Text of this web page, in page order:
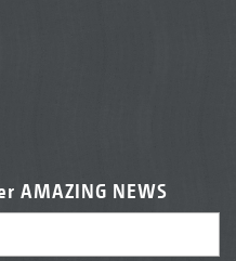
AMAZING NEWS